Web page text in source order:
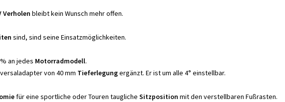
Verholen bleibt kein Wunsch mehr offen.
sind, sind seine Einsatzmöglichkeiten.
an jedes Motorradmodell.
von 40 mm Tieferlegungergänzt. Er ist um alle 4° einstellbar.
für eine sportliche oder Touren taugliche Sitzposition mit den verstellbaren Fußrasten.